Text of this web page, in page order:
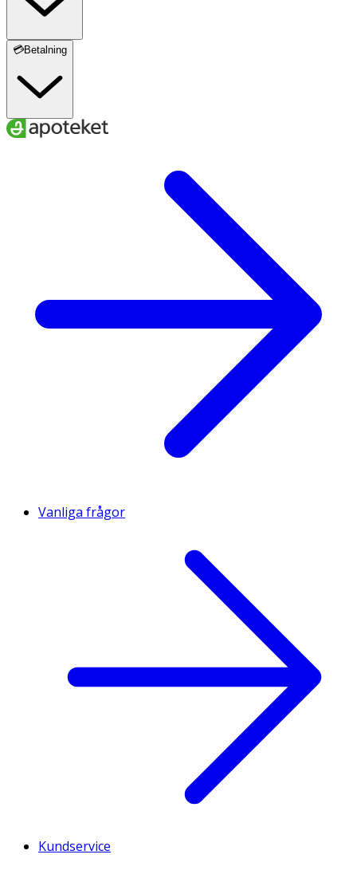
Acetylated Hyaluronate, Hydrolyzed Hyaluronic Acid,
Hyaluronic Acid, Sodium Hyaluronate Crosspolymer,
Hydrolyzed Sodium Hyaluronate, Potassium Hyaluronate
*Ingredients lists are updated continuously. Always check
the current ingredients list on the packaging before use
to ensure they are suitable for your personal use.
löpande. Kontrollera alltid den aktuella ingredienslistan
💳Betalning
Vanliga frågor
Kundservice